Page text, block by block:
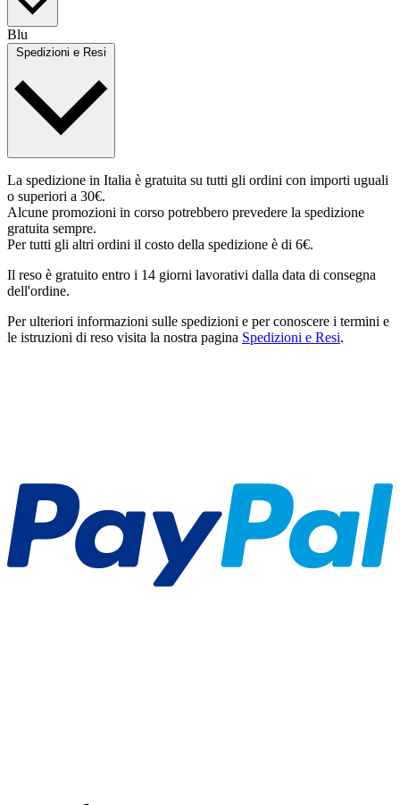
Blu
Spedizioni e Resi
La spedizione in Italia è gratuita su tutti gli ordini con importi uguali
o superiori a 30€.
Alcune promozioni in corso potrebbero prevedere la spedizione
gratuita sempre.
Per tutti gli altri ordini il costo della spedizione è di 6€.
Il reso è gratuito entro i 14 giorni lavorativi dalla data di consegna
dell'ordine.
Per ulteriori informazioni sulle spedizioni e per conoscere i termini e
le istruzioni di reso visita la nostra pagina Spedizioni e Resi.